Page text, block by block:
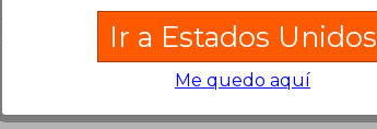
Ir a Estados Unidos
Me quedo aquí